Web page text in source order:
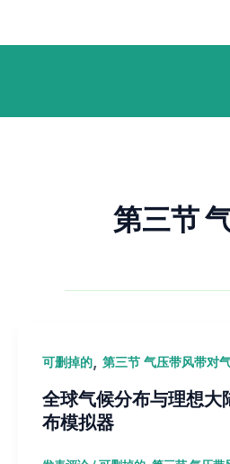
第三节
可删掉的 第三节 气压带风带对
全球气候分布与理想
布模拟器